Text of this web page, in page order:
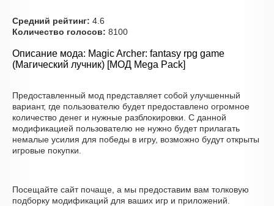
Средний рейтинг: 4.6
Количество голосов: 8100
Описание мода: Magic Archer: fantasy rpg game
(Магический лучник) [МОД Mega Pack]
Предоставленный мод представляет собой улучшенный
вариант, где пользователю будет предоставлено огромное
количество денег и нужные разблокировки. С данной
модификацией пользователю не нужно будет прилагать
немалые усилия для победы в игру, возможно будут открыты
игровые покупки.
Посещайте сайт почаще, а мы предоставим вам толковую
подборку модификаций для ваших игр и приложений.